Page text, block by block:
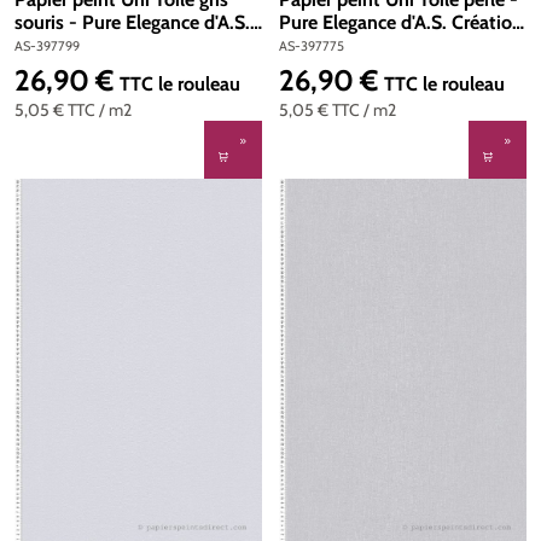
souris - Pure Elegance d'A.S.
Création | Réf. AS-397799
AS-397799
5,05 €TTC / m2
Prix régulier :
26,90 € TTC le rouleau
Pure Elegance d'A.S. Création
| Réf. AS-397775
AS-397775
5,05 €TTC / m2
Prix régulier :
26,90 € TTC le rouleau